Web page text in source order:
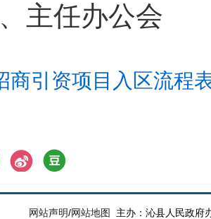
主任办公会
商引资项目入区流程
网站声明/网站地图
主办：沁县人民政府